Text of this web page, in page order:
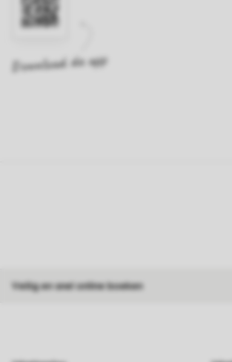
Veilig en snel online boeken